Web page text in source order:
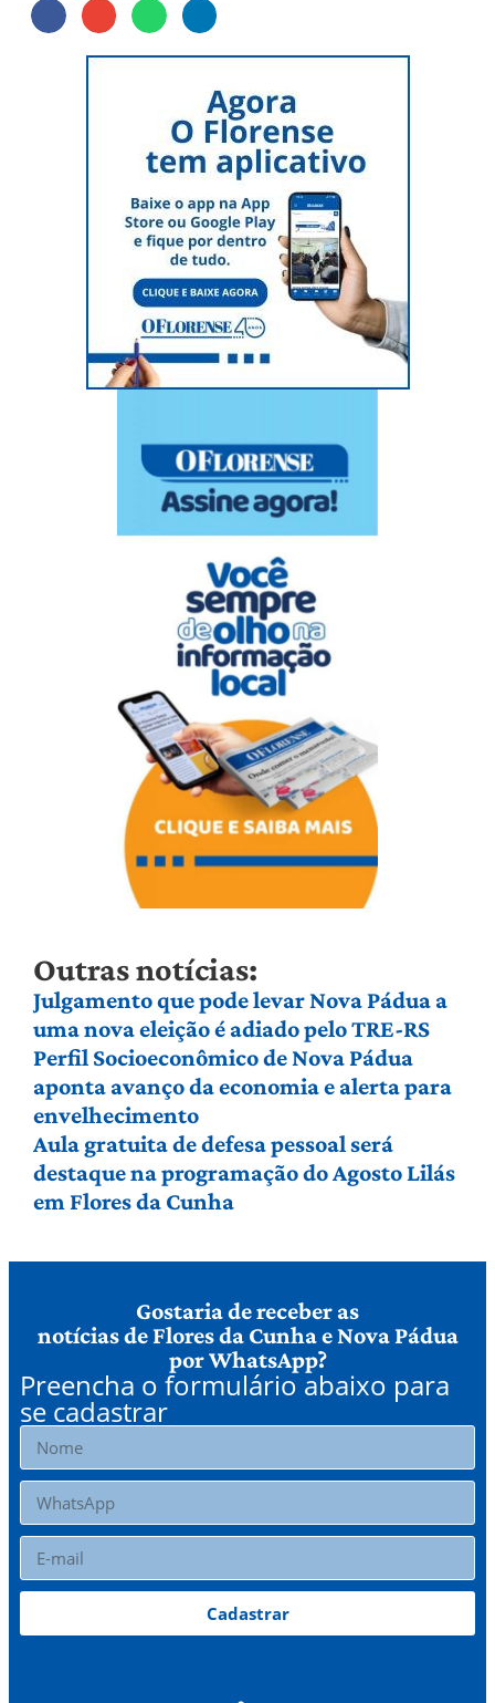
Outras notícias:
Julgamento que pode levar Nova Pádua a
uma nova eleição é adiado pelo TRE-RS
Perfil Socioeconômico de Nova Pádua
aponta avanço da economia e alerta para
envelhecimento
Aula gratuita de defesa pessoal será
destaque na programação do Agosto Lilás
em Flores da Cunha
Gostaria de receber as
notícias de Flores da Cunha e Nova Pádua
por WhatsApp?
Preencha o formulário abaixo para
se cadastrar
Cadastrar